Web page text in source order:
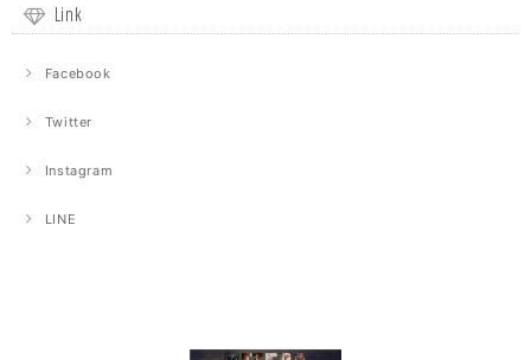
Link
Facebook
Twitter
Instagram
LINE